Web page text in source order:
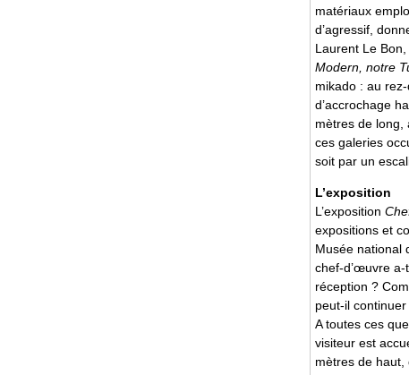
matériaux
d’agressif,
Laurent Le
Modern, notre
mikado : au
d’accrochage
mètres de long,
ces galeries
soit par un
L’exposition
L’exposition
expositions et
Musée national
chef-d’œuvre a-
réception ?
peut-il
A toutes ces
visiteur est
mètres de haut,